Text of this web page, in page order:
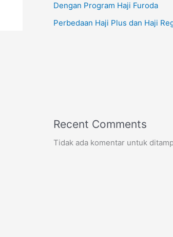
Dengan Program Haji Furoda
Perbedaan Haji Plus dan Haji
Recent Comments
Tidak ada komentar untuk